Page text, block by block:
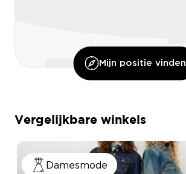
JACK & JONES & JJXX
Mijn positie vinden
Vergelijkbare winkels
Damesmode